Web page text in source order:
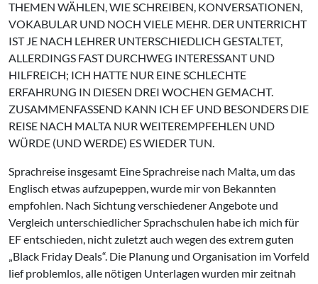
THEMEN WÄHLEN, WIE SCHREIBEN, KONVERSATIONEN,
VOKABULAR UND NOCH VIELE MEHR. DER UNTERRICHT
IST JE NACH LEHRER UNTERSCHIEDLICH GESTALTET,
ALLERDINGS FAST DURCHWEG INTERESSANT UND
HILFREICH; ICH HATTE NUR EINE SCHLECHTE
ERFAHRUNG IN DIESEN DREI WOCHEN GEMACHT.
ZUSAMMENFASSEND KANN ICH EF UND BESONDERS DIE
REISE NACH MALTA NUR WEITEREMPFEHLEN UND
WÜRDE (UND WERDE) ES WIEDER TUN.
Sprachreise insgesamt Eine Sprachreise nach Malta, um das
Englisch etwas aufzupeppen, wurde mir von Bekannten
empfohlen. Nach Sichtung verschiedener Angebote und
Vergleich unterschiedlicher Sprachschulen habe ich mich für
EF entschieden, nicht zuletzt auch wegen des extrem guten
„Black Friday Deals“. Die Planung und Organisation im Vorfeld
lief problemlos, alle nötigen Unterlagen wurden mir zeitnah